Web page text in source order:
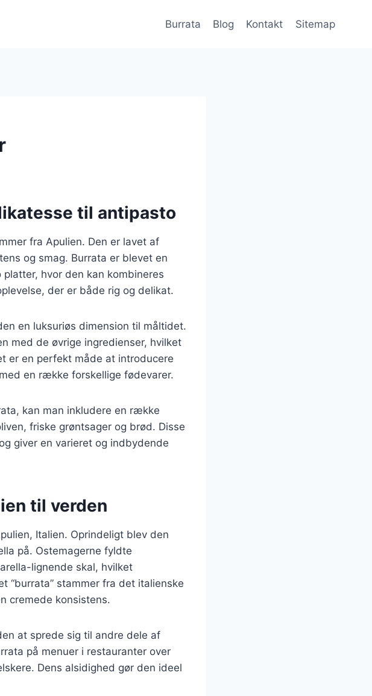
Burrata Blog Kontakt Sitemap
til antipasto
fra Apulien. Den er lavet af
og smag. Burrata er blevet en
hvor den kan kombineres
der er både rig og delikat.
en luksuriøs dimension til måltidet.
med de øvrige ingredienser, hvilket
er en perfekt måde at introducere
en række forskellige fødevarer.
kan man inkludere en række
friske grøntsager og brød. Disse
giver en varieret og indbydende
til verden
Italien. Oprindeligt blev den
på. Ostemagerne fyldte
lignende skal, hvilket
“burrata” stammer fra det italienske
cremede konsistens.
at sprede sig til andre dele af
på menuer i restauranter over
Dens alsidighed gør den ideel